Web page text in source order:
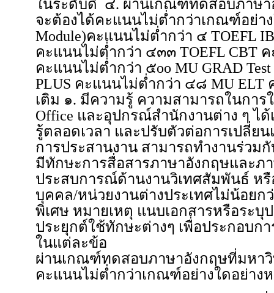
ในระดับดี ๔. ผ่านเกณฑ์ทดสอบภาษ
จะต้องได้คะแนนไม่ต่ำกว่าเกณฑ์อย่าง
Module)คะแนนไม่ต่ำกว่า ๔ TOEFL
คะแนนไม่ต่ำกว่า ๔๓๓ TOEFL CBT
คะแนนไม่ต่ำกว่า ๕oo MU GRAD
PLUS คะแนนไม่ต่ำกว่า ๔๘ MU
เติม ๑. มีความรู้ ความสามารถในการ
Office และอุปกรณ์สำนักงานต่าง ๆ ไ
รู้ตลอดเวลา และปรับตัวต่อการเปลี่ย
การประสานงาน สามารถทำงานร่ว
มีทักษะการสื่อสารภาษาอังกฤษและภ
ประสบการณ์ด้านงานวิเทศสัมพันธ์ ห
บุคคล/หน่วยงานต่างประเทศไม่น้อยก
พิเศษ หมายเหตุ แนบเอกสารหรือระ
ประยุกต์ใช้ทักษะต่างๆ เพื่อประกอบ
ในแต่ละข้อ
ผ่านเกณฑ์ทดสอบภาษาอังกฤษที่มหา
คะแนนไม่ต่ำกว่าเกณฑ์อย่างใดอย่าง